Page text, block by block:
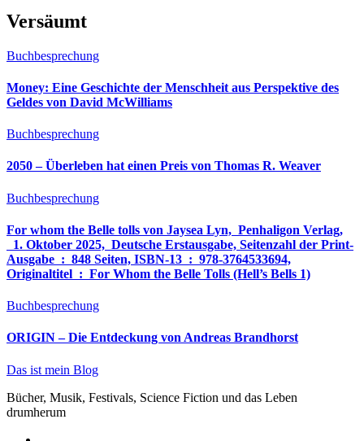
Versäumt
Buchbesprechung
Money: Eine Geschichte der Menschheit aus Perspektive des
Geldes von David McWilliams
Buchbesprechung
2050 – Überleben hat einen Preis von Thomas R. Weaver
Buchbesprechung
For whom the Belle tolls von Jaysea Lyn, ‎ Penhaligon Verlag,
‎ 1. Oktober 2025, ‎ Deutsche Erstausgabe, Seitenzahl der Print-
Ausgabe ‏ : ‎ 848 Seiten, ISBN-13 ‏ : ‎ 978-3764533694,
Originaltitel ‏ : ‎ For Whom the Belle Tolls (Hell’s Bells 1)
Buchbesprechung
ORIGIN – Die Entdeckung von Andreas Brandhorst
Das ist mein Blog
Bücher, Musik, Festivals, Science Fiction und das Leben
drumherum